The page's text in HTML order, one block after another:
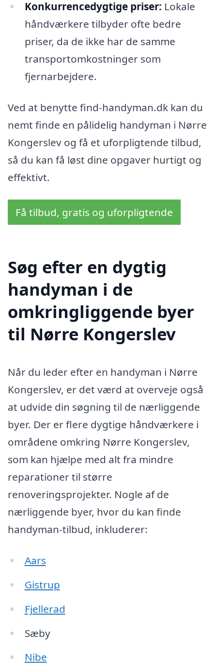
Konkurrencedygtige priser: Lokale
håndværkere tilbyder ofte bedre
priser, da de ikke har de samme
transportomkostninger som
fjernarbejdere.
Ved at benytte find-handyman.dk kan du
nemt finde en pålidelig handyman i Nørre
Kongerslev og få et uforpligtende tilbud,
så du kan få løst dine opgaver hurtigt og
effektivt.
Få tilbud, gratis og uforpligtende
Søg efter en dygtig
handyman i de
omkringliggende byer
til Nørre Kongerslev
Når du leder efter en handyman i Nørre
Kongerslev, er det værd at overveje også
at udvide din søgning til de nærliggende
byer. Der er flere dygtige håndværkere i
områdene omkring Nørre Kongerslev,
som kan hjælpe med alt fra mindre
reparationer til større
renoveringsprojekter. Nogle af de
nærliggende byer, hvor du kan finde
handyman-tilbud, inkluderer:
Aars
Gistrup
Fjellerad
Sæby
Nibe